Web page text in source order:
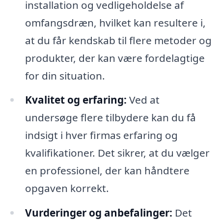
installation og vedligeholdelse af
omfangsdræn, hvilket kan resultere i,
at du får kendskab til flere metoder og
produkter, der kan være fordelagtige
for din situation.
Kvalitet og erfaring: Ved at
undersøge flere tilbydere kan du få
indsigt i hver firmas erfaring og
kvalifikationer. Det sikrer, at du vælger
en professionel, der kan håndtere
opgaven korrekt.
Vurderinger og anbefalinger: Det